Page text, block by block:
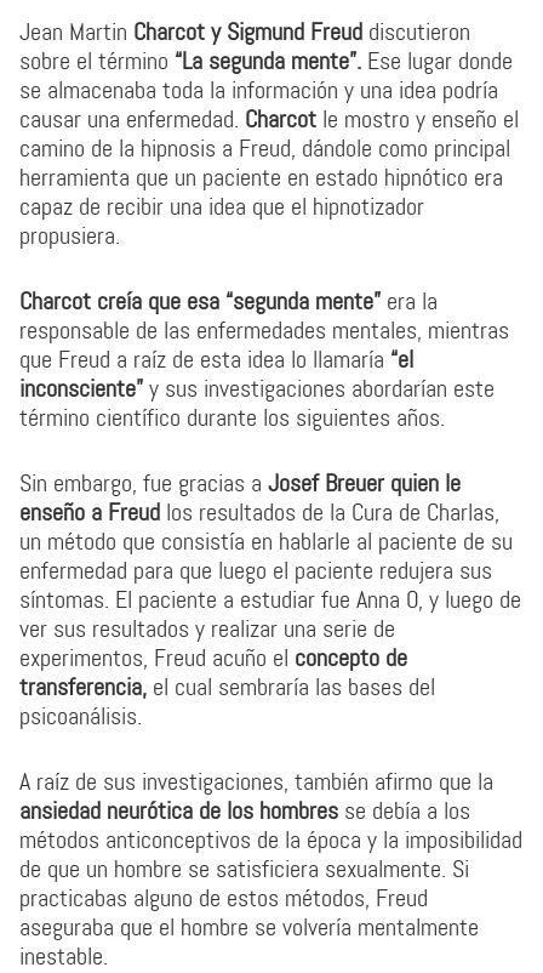
Jean Martin Charcot y Sigmund Freud discutieron
sobre el término “La segunda mente”. Ese lugar donde
se almacenaba toda la información y una idea podría
causar una enfermedad. Charcot le mostro y enseño el
camino de la hipnosis a Freud, dándole como principal
herramienta que un paciente en estado hipnótico era
capaz de recibir una idea que el hipnotizador
propusiera.
Charcot creía que esa “segunda mente” era la
responsable de las enfermedades mentales, mientras
que Freud a raíz de esta idea lo llamaría “el
inconsciente”y sus investigaciones abordarían este
término científico durante los siguientes años.
Sin embargo, fue gracias a Josef Breuer quien le
enseño a Freud los resultados de la Cura de Charlas,
un método que consistía en hablarle al paciente de su
enfermedad para que luego el paciente redujera sus
síntomas. El paciente a estudiar fue Anna O, y luego de
ver sus resultados y realizar una serie de
experimentos, Freud acuño el concepto de
transferencia, el cual sembraría las bases del
psicoanálisis.
A raíz de sus investigaciones, también afirmo que la
ansiedad neurótica de los hombres se debía a los
métodos anticonceptivos de la época y la imposibilidad
de que un hombre se satisficiera sexualmente. Si
practicabas alguno de estos métodos, Freud
aseguraba que el hombre se volvería mentalmente
inestable.